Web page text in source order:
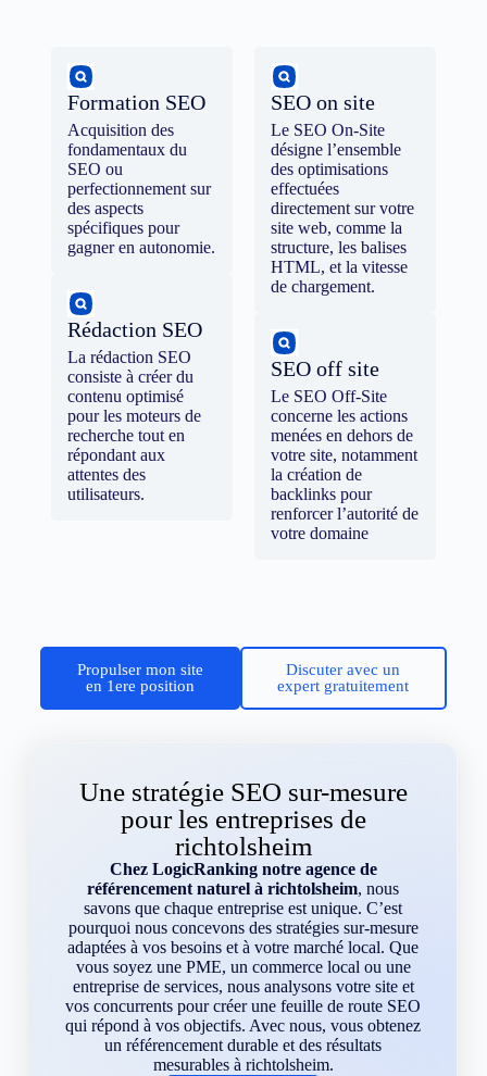
Formation SEO
Acquisition des
fondamentaux du
SEO ou
perfectionnement sur
des aspects
spécifiques pour
gagner en autonomie.
Rédaction SEO
La rédaction SEO
consiste à créer du
contenu optimisé
pour les moteurs de
recherche tout en
répondant aux
attentes des
utilisateurs.
SEO on site
Le SEO On-Site
désigne l’ensemble
des optimisations
effectuées
directement sur votre
site web, comme la
structure, les balises
HTML, et la vitesse
de chargement.
SEO off site
Le SEO Off-Site
concerne les actions
menées en dehors de
votre site, notamment
la création de
backlinks pour
renforcer l’autorité de
votre domaine
Propulser mon site
en 1ere position
Discuter avec un
expert gratuitement
Une stratégie SEO sur-mesure
pour les entreprises de
richtolsheim
Chez LogicRanking notre agence de
référencement naturel à richtolsheim, nous
savons que chaque entreprise est unique. C’est
pourquoi nous concevons des stratégies sur-mesure
adaptées à vos besoins et à votre marché local. Que
vous soyez une PME, un commerce local ou une
entreprise de services, nous analysons votre site et
vos concurrents pour créer une feuille de route SEO
qui répond à vos objectifs. Avec nous, vous obtenez
un référencement durable et des résultats
mesurables à richtolsheim.